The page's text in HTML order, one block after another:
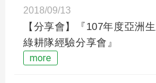
2018/09/13
【分享會】『107年度亞洲
綠耕隊經驗分享會』
more